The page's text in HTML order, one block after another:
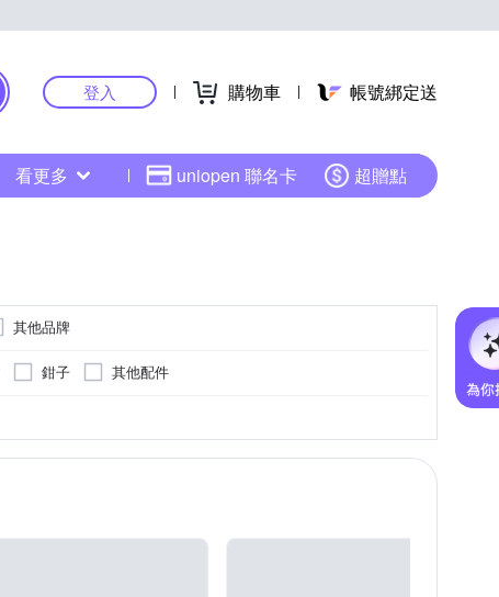
登入 購物車 帳號綁定送
看更多 uniopen 聯名卡 超贈點
其他品牌
鉗子 其他配件